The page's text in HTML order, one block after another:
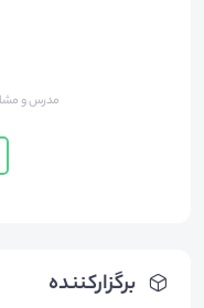
برگزارکننده
مدرس و